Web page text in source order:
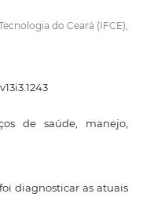
do Ceará (IFCE),
de saúde, manejo,
diagnosticar as atuais